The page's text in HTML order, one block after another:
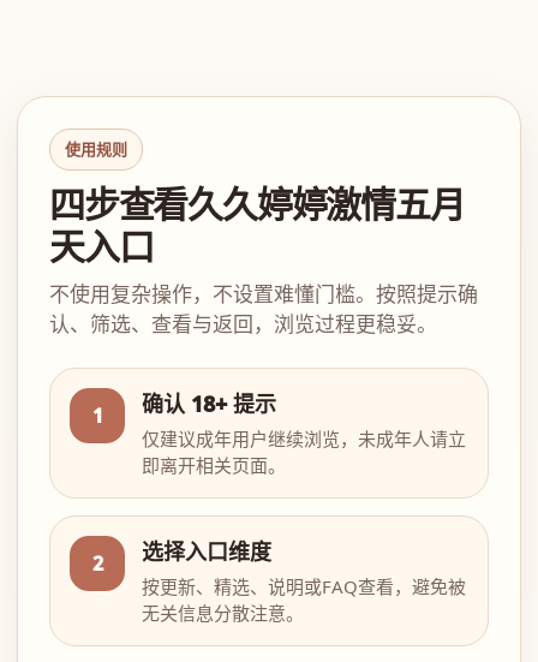
使用规则
四步查看久久婷婷激情五月
天入口
不使用复杂操作，不设置难懂门槛。按照提示确
认、筛选、查看与返回，浏览过程更稳妥。
1 确认 18+ 提示
仅建议成年用户继续浏览，未成年人请立
即离开相关页面。
2 选择入口维度
按更新、精选、说明或FAQ查看，避免被
无关信息分散注意。